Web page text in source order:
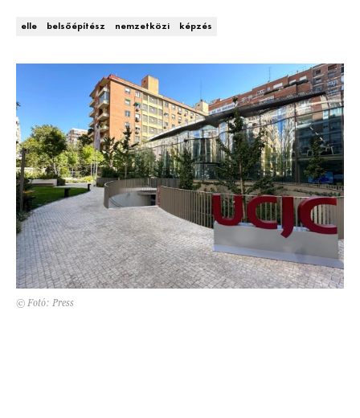
elle belsőépítész nemzetközi képzés
© Fotó: Press